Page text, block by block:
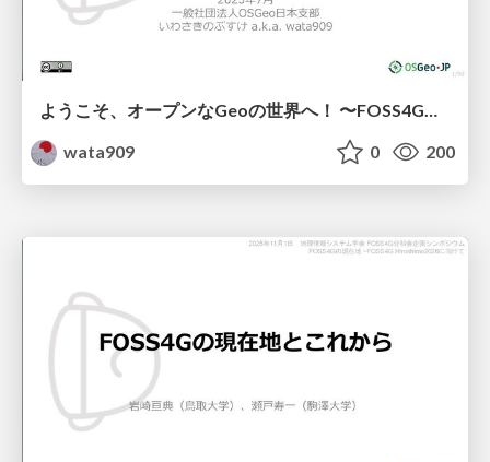
ようこそ、オープンなGeoの世界へ！ 〜FOSS4GとOSGeoのご紹介〜
wata909
0 200